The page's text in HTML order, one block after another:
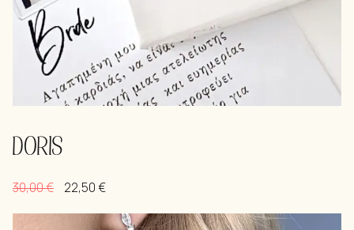
DORIS
30,00€ 22,50€